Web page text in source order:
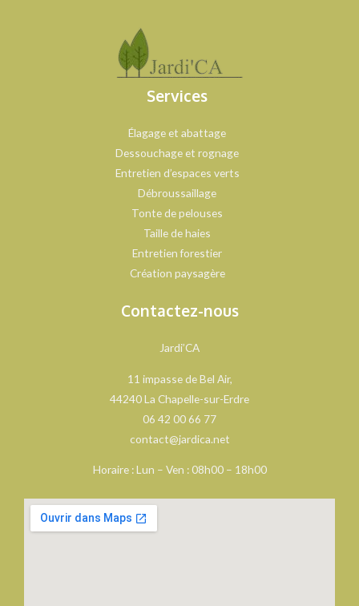
Services
Élagage et abattage
Dessouchage et rognage
Entretien d’espaces verts
Débroussaillage
Tonte de pelouses
Taille de haies
Entretien forestier
Création paysagère
Contactez-nous
Jardi’CA
11 impasse de Bel Air,
44240 La Chapelle-sur-Erdre
06 42 00 66 77
contact@jardica.net
Horaire : Lun – Ven : 08h00 – 18h00